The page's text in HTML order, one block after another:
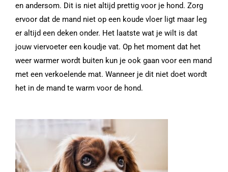
en andersom. Dit is niet altijd prettig voor je hond. Zorg
ervoor dat de mand niet op een koude vloer ligt maar leg
er altijd een deken onder. Het laatste wat je wilt is dat
jouw viervoeter een koudje vat. Op het moment dat het
weer warmer wordt buiten kun je ook gaan voor een mand
met een verkoelende mat. Wanneer je dit niet doet wordt
het in de mand te warm voor de hond.